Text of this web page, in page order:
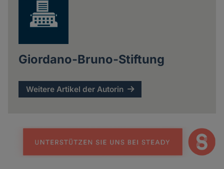
Giordano-Bruno-Stiftung
Weitere Artikel der Autorin